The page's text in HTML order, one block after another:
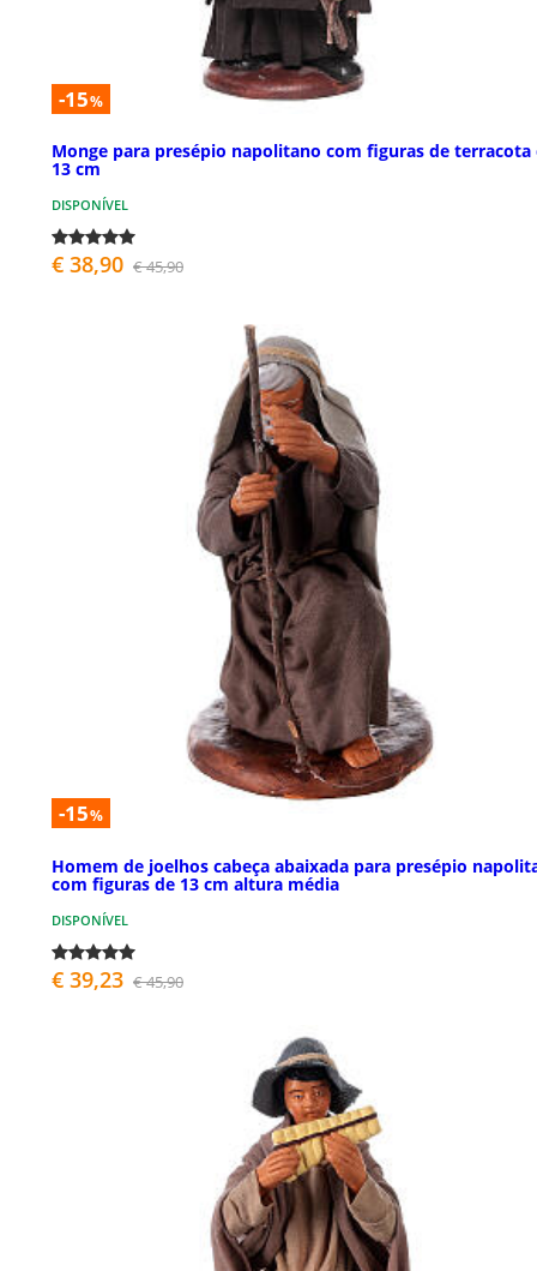
-15%
Monge para presépio napolitano com figuras de terracota
13 cm
DISPONÍVEL
€ 38,90 € 45,90
-15%
Homem de joelhos cabeça abaixada para presépio
com figuras de 13 cm altura média
DISPONÍVEL
€ 39,23 € 45,90